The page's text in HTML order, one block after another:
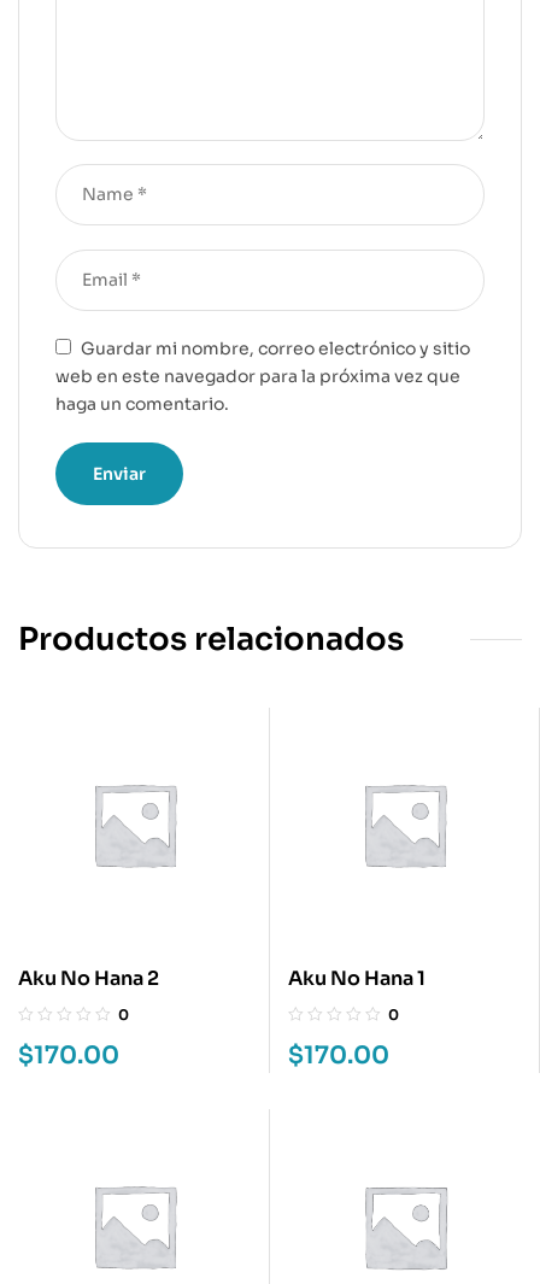
Guardar mi nombre, correo electrónico y sitio
web en este navegador para la próxima vez que
haga un comentario.
Productos relacionados
Aku No Hana 2
0
$170.00
Aku No Hana 1
0
$170.00